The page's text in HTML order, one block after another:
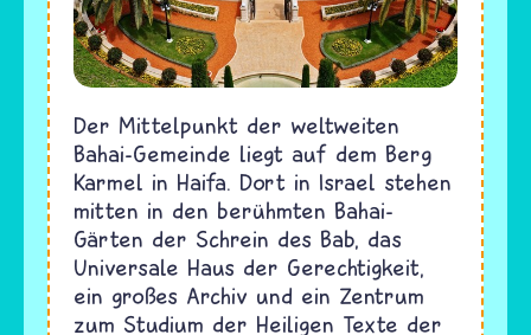
Der Mittelpunkt der weltweiten
Bahai-Gemeinde liegt auf dem Berg
Karmel in Haifa. Dort in Israel stehen
mitten in den berühmten Bahai-
Gärten der Schrein des Bab, das
Universale Haus der Gerechtigkeit,
ein großes Archiv und ein Zentrum
zum Studium der Heiligen Texte der